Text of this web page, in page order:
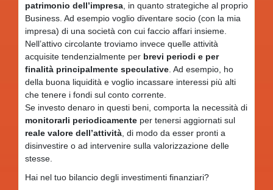
patrimonio dell’impresa , in quanto strategiche al proprio
Business. Ad esempio voglio diventare socio (con la mia
impresa) di una società con cui faccio affari insieme.
Nell’attivo circolante troviamo invece quelle attività
acquisite tendenzialmente per brevi periodi e per
finalità principalmente speculative . Ad esempio, ho
della buona liquidità e voglio incassare interessi più alti
che tenere i fondi sul conto corrente.
Se investo denaro in questi beni, comporta la necessità di
monitorarli periodicamente per tenersi aggiornati sul
reale valore dell’attività , di modo da esser pronti a
disinvestire o ad intervenire sulla valorizzazione delle
stesse.
Hai nel tuo bilancio degli investimenti finanziari?